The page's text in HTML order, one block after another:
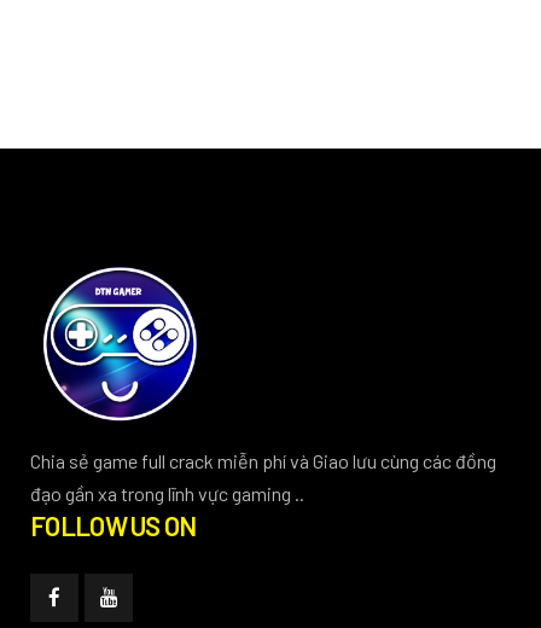
Chia sẻ game full crack miễn phí và Giao lưu cùng các đồng
đạo gần xa trong lĩnh vực gaming ..
FOLLOW US ON